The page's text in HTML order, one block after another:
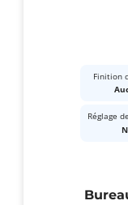
Finition
Réglage